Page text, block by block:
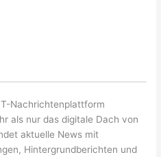
Nachrichtenplattform
als nur das digitale Dach von
aktuelle News mit
Hintergrundberichten und